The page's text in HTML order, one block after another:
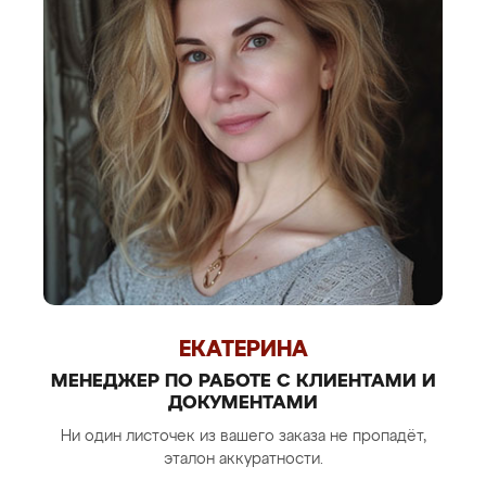
ЕКАТЕРИНА
МЕНЕДЖЕР ПО РАБОТЕ С КЛИЕНТАМИ И
ДОКУМЕНТАМИ
Ни один листочек из вашего заказа не пропадёт,
эталон аккуратности.